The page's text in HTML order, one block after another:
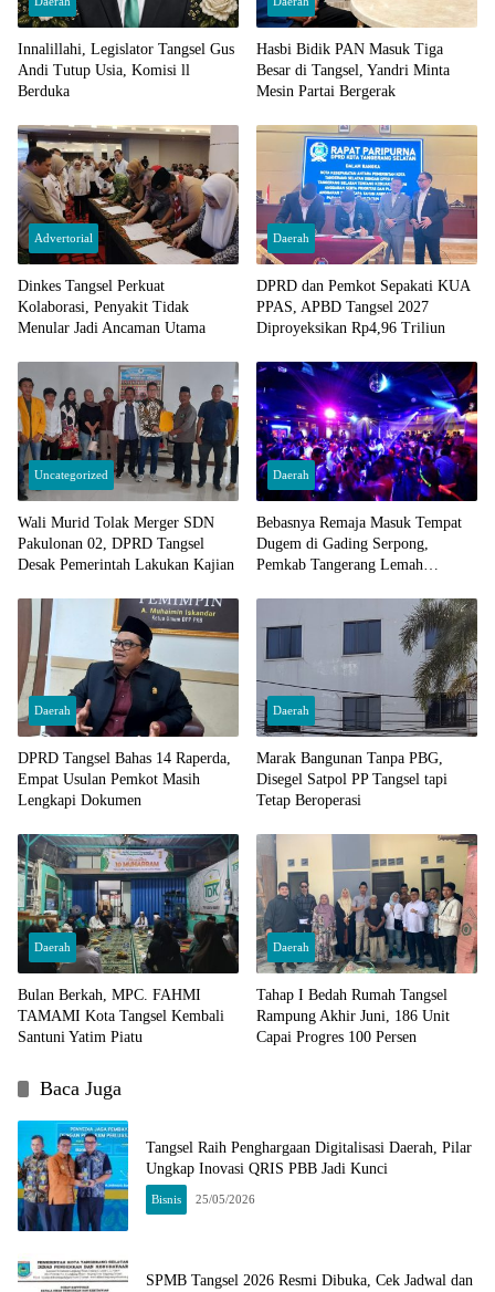
Innalillahi, Legislator Tangsel Gus
Andi Tutup Usia, Komisi ll
Berduka
Hasbi Bidik PAN Masuk Tiga
Besar di Tangsel, Yandri Minta
Mesin Partai Bergerak
Advertorial
Dinkes Tangsel Perkuat
Kolaborasi, Penyakit Tidak
Menular Jadi Ancaman Utama
Daerah
DPRD dan Pemkot Sepakati KUA
PPAS, APBD Tangsel 2027
Diproyeksikan Rp4,96 Triliun
Uncategorized
Wali Murid Tolak Merger SDN
Pakulonan 02, DPRD Tangsel
Desak Pemerintah Lakukan Kajian
Daerah
Bebasnya Remaja Masuk Tempat
Dugem di Gading Serpong,
Pemkab Tangerang Lemah
Daerah
DPRD Tangsel Bahas 14 Raperda,
Empat Usulan Pemkot Masih
Lengkapi Dokumen
Daerah
Marak Bangunan Tanpa PBG,
Disegel Satpol PP Tangsel tapi
Tetap Beroperasi
Daerah
Bulan Berkah, MPC. FAHMI
TAMAMI Kota Tangsel Kembali
Santuni Yatim Piatu
Daerah
Tahap I Bedah Rumah Tangsel
Rampung Akhir Juni, 186 Unit
Capai Progres 100 Persen
Baca Juga
Tangsel Raih Penghargaan Digitalisasi Daerah, Pilar
Ungkap Inovasi QRIS PBB Jadi Kunci
Bisnis 25/05/2026
SPMB Tangsel 2026 Resmi Dibuka, Cek Jadwal dan